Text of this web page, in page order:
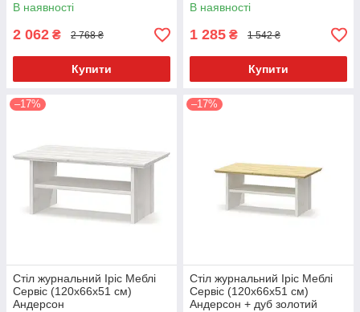
В наявності
2 062 ₴ 2 768 ₴
Купити
В наявності
1 285 ₴ 1 542 ₴
Купити
–17%
Стіл журнальний Іріс Меблі
Сервіс (120х66х51 см)
Андерсон
–17%
Стіл журнальний Іріс Меблі
Сервіс (120х66х51 см)
Андерсон + дуб золотий